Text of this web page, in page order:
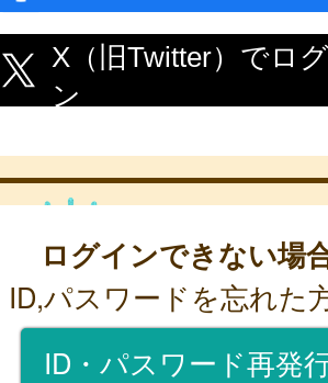
X（旧Twitter）でロ
ン
ログインできない場
ID,パスワードを忘れた
ID・パスワード再発